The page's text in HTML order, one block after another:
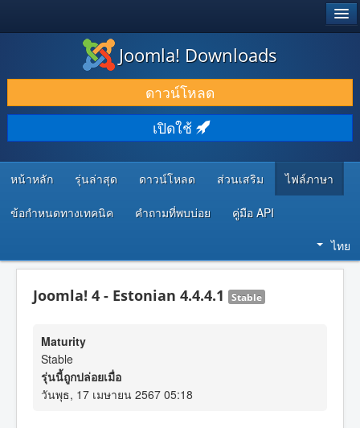
ดาวน์โหลด & ส่วนเสริม
ค้นคว้า & เรียนรู้
ชุมชน & สนับสนุน
ทรัพยากรสำหรับนักพัฒนา
Joomla! Downloads
ดาวน์โหลด
เปิดใช้
หน้าหลัก รุ่นล่าสุด ดาวน์โหลด ส่วนเสริม ไฟล์ภาษา
ข้อกำหนดทางเทคนิค คำถามที่พบบ่อย คู่มือ API
ไทย
Joomla! 4 - Estonian 4.4.4.1 Stable
Maturity
Stable
รุ่นนี้ถูกปล่อยเมื่อ
วันพุธ, 17 เมษายน 2567 05:18